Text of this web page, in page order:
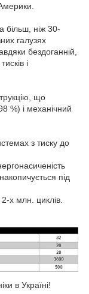
більш, ніж 30-
галузях
бездоганній,
і
що
%) і механічний
з тиску до
під
х млн. циклів.
в Україні!